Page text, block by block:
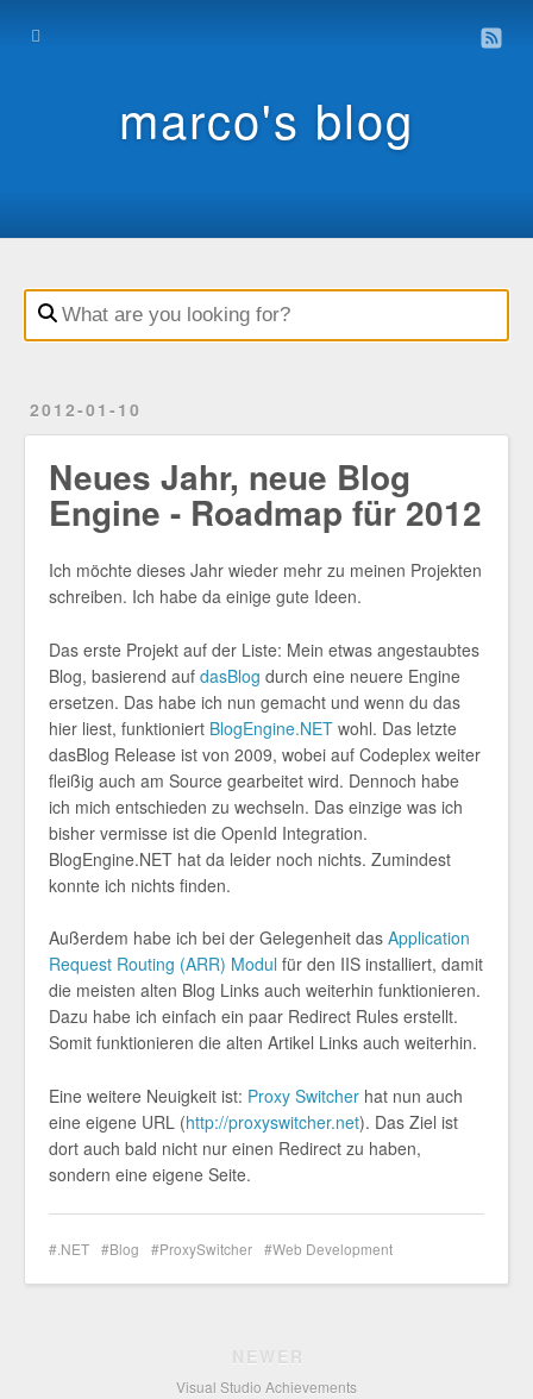
marco's blog
2012-01-10
Neues Jahr, neue Blog
Engine - Roadmap für 2012
Ich möchte dieses Jahr wieder mehr zu meinen Projekten
schreiben. Ich habe da einige gute Ideen.
Das erste Projekt auf der Liste: Mein etwas angestaubtes
Blog, basierend auf dasBlog durch eine neuere Engine
ersetzen. Das habe ich nun gemacht und wenn du das
hier liest, funktioniert BlogEngine.NET wohl. Das letzte
dasBlog Release ist von 2009, wobei auf Codeplex weiter
fleißig auch am Source gearbeitet wird. Dennoch habe
ich mich entschieden zu wechseln. Das einzige was ich
bisher vermisse ist die OpenId Integration.
BlogEngine.NET hat da leider noch nichts. Zumindest
konnte ich nichts finden.
Außerdem habe ich bei der Gelegenheit das Application
Request Routing (ARR) Modul für den IIS installiert, damit
die meisten alten Blog Links auch weiterhin funktionieren.
Dazu habe ich einfach ein paar Redirect Rules erstellt.
Somit funktionieren die alten Artikel Links auch weiterhin.
Eine weitere Neuigkeit ist: Proxy Switcher hat nun auch
eine eigene URL (http://proxyswitcher.net). Das Ziel ist
dort auch bald nicht nur einen Redirect zu haben,
sondern eine eigene Seite.
.NET Blog ProxySwitcher Web Development
NEWER
Visual Studio Achievements
Home